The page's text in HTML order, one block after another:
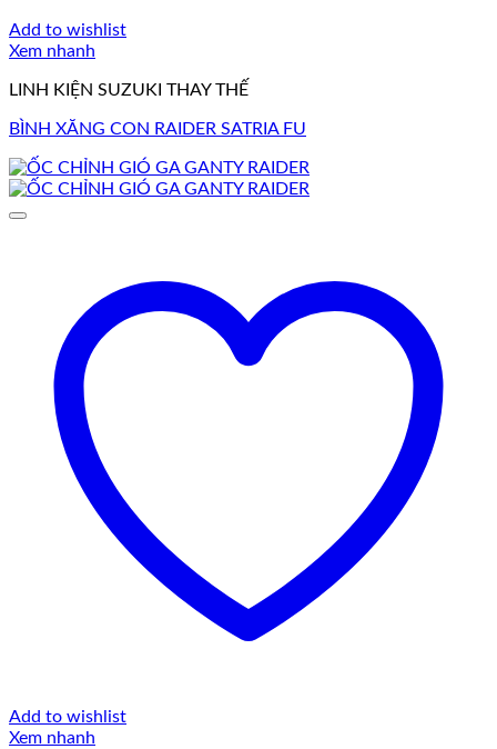
Add to wishlist
Xem nhanh
LINH KIỆN SUZUKI THAY THẾ
BÌNH XĂNG CON RAIDER SATRIA FU
Add to wishlist
Xem nhanh